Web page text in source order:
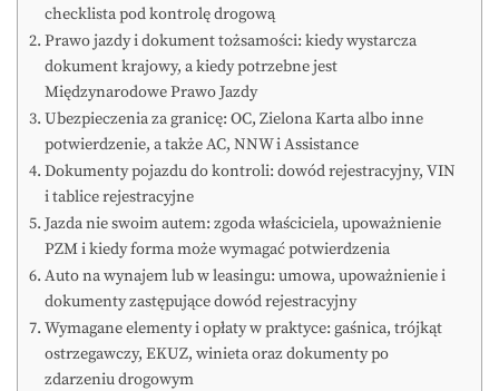
checklista pod kontrolę drogową
Prawo jazdy i dokument tożsamości: kiedy wystarcza
dokument krajowy, a kiedy potrzebne jest
Międzynarodowe Prawo Jazdy
Ubezpieczenia za granicę: OC, Zielona Karta albo inne
potwierdzenie, a także AC, NNW i Assistance
Dokumenty pojazdu do kontroli: dowód rejestracyjny, VIN
i tablice rejestracyjne
Jazda nie swoim autem: zgoda właściciela, upoważnienie
PZM i kiedy forma może wymagać potwierdzenia
Auto na wynajem lub w leasingu: umowa, upoważnienie i
dokumenty zastępujące dowód rejestracyjny
Wymagane elementy i opłaty w praktyce: gaśnica, trójkąt
ostrzegawczy, EKUZ, winieta oraz dokumenty po
zdarzeniu drogowym